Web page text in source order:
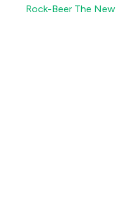
Rock-Beer The New